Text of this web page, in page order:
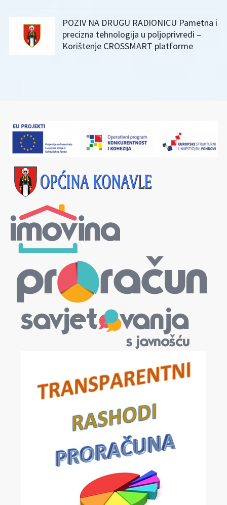
POZIV NA DRUGU RADIONICU Pametna i
precizna tehnologija u poljoprivredi –
Korištenje CROSSMART platforme